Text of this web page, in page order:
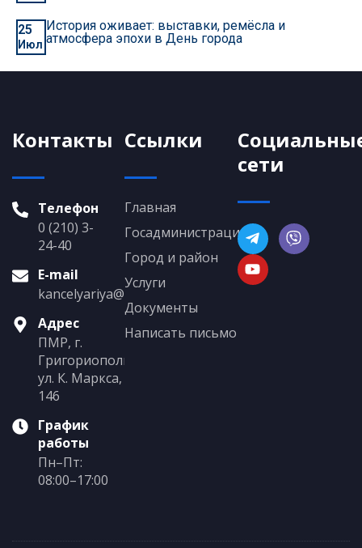
25
Июл
История оживает: выставки, ремёсла и
атмосфера эпохи в День города
Контакты
Телефон
0 (210) 3-
24-40
E-mail
kancelyariya@grigoriopol.gospmr.org
Адрес
ПМР, г.
Григориополь,
ул. К. Маркса,
146
График
работы
Пн–Пт:
08:00–17:00
Ссылки
Главная
Госадминистрация
Город и район
Услуги
Документы
Написать письмо
сети